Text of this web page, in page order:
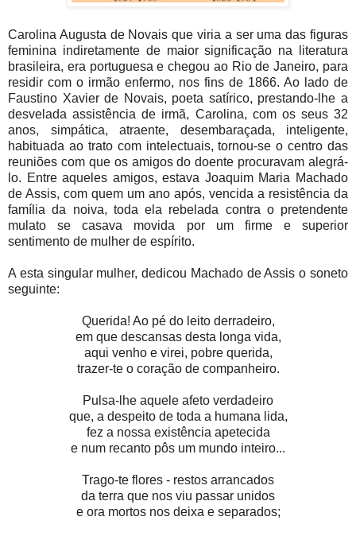
Carolina Augusta de Novais que viria a ser uma das figuras
feminina indiretamente de maior significação na literatura
brasileira, era portuguesa e chegou ao Rio de Janeiro, para
residir com o irmão enfermo, nos fins de 1866. Ao lado de
Faustino Xavier de Novais, poeta satírico, prestando-lhe a
desvelada assistência de irmã, Carolina, com os seus 32
anos, simpática, atraente, desembaraçada, inteligente,
habituada ao trato com intelectuais, tornou-se o centro das
reuniões com que os amigos do doente procuravam alegrá-
lo. Entre aqueles amigos, estava Joaquim Maria Machado
de Assis, com quem um ano após, vencida a resistência da
família da noiva, toda ela rebelada contra o pretendente
mulato se casava movida por um firme e superior
sentimento de mulher de espírito.
A esta singular mulher, dedicou Machado de Assis o soneto
seguinte:
Querida! Ao pé do leito derradeiro,
em que descansas desta longa vida,
aqui venho e virei, pobre querida,
trazer-te o coração de companheiro.
Pulsa-lhe aquele afeto verdadeiro
que, a despeito de toda a humana lida,
fez a nossa existência apetecida
e num recanto pôs um mundo inteiro...
Trago-te flores - restos arrancados
da terra que nos viu passar unidos
e ora mortos nos deixa e separados;